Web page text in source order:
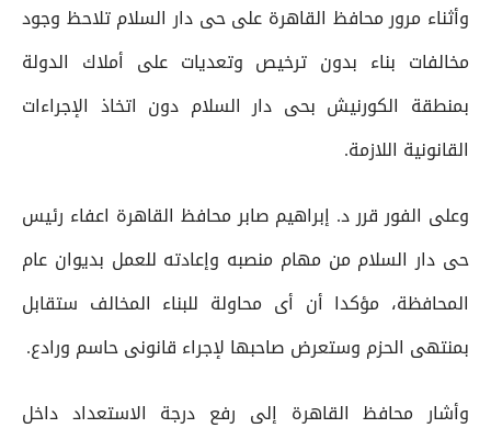
وأثناء مرور محافظ القاهرة على حى دار السلام تلاحظ وجود
مخالفات بناء بدون ترخيص وتعديات على أملاك الدولة
بمنطقة الكورنيش بحى دار السلام دون اتخاذ الإجراءات
القانونية اللازمة.
وعلى الفور قرر د. إبراهيم صابر محافظ القاهرة اعفاء رئيس
حى دار السلام من مهام منصبه وإعادته للعمل بديوان عام
المحافظة، مؤكدا أن أى محاولة للبناء المخالف ستقابل
بمنتهى الحزم وستعرض صاحبها لإجراء قانونى حاسم ورادع.
وأشار محافظ القاهرة إلى رفع درجة الاستعداد داخل